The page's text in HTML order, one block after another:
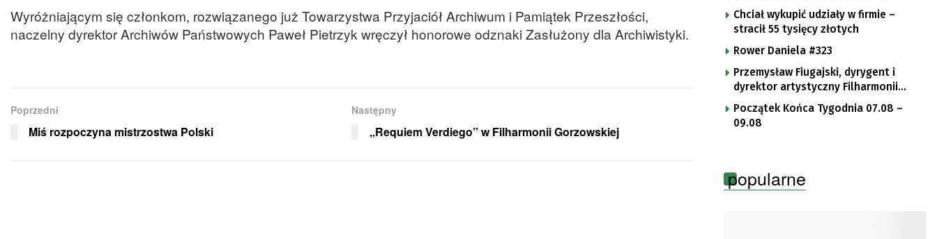
Wyróżniającym się członkom, rozwiązanego już Towarzystwa Przyjaciół Archiwum i Pamiątek Przeszłości,
naczelny dyrektor Archiwów Państwowych Paweł Pietrzyk wręczył honorowe odznaki Zasłużony dla Archiwistyki.
Poprzedni
Miś rozpoczyna mistrzostwa Polski
Następny
„Requiem Verdiego” w Filharmonii Gorzowskiej
Chciał wykupić udziały w firmie –
stracił 55 tysięcy złotych
Rower Daniela #323
Przemysław Fiugajski, dyrygent i
dyrektor artystyczny Filharmonii
Gorzowskiej
Początek Końca Tygodnia 07.08 –
09.08
popularne